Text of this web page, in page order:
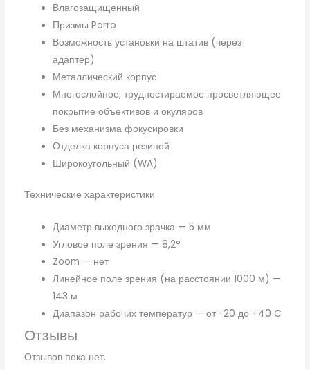
Влагозащищенный
Призмы Porro
Возможность установки на штатив (через
адаптер)
Металлический корпус
Многослойное, трудностираемое просветляющее
покрытие объективов и окуляров
Без механизма фокусировки
Отделка корпуса резиной
Широкоугольный (WA)
Технические характеристики
Диаметр выходного зрачка — 5 мм
Угловое поле зрения — 8,2°
Zoom — нет
Линейное поле зрения (на расстоянии 1000 м) —
143 м
Диапазон рабочих температур — от -20 до +40 C
Отзывы
Отзывов пока нет.